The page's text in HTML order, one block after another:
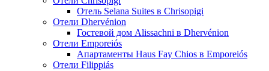
Отель Selana Suites в Chrisopigi
Отели Dhervénion
Гостевой дом Alissachni в Dhervénion
Отели Emporeiós
Апартаменты Haus Fay Chios в Emporeiós
Отели Filippiás